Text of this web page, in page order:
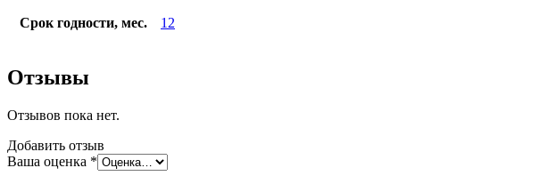
Срок годности, мес. 12
Отзывы
Отзывов пока нет.
Добавить отзыв
Ваша оценка *